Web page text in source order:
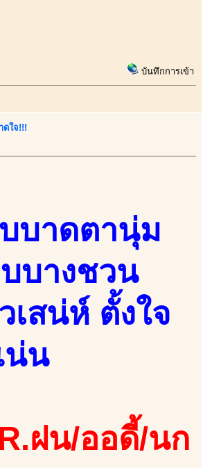
บันทึกการเข้า
ใจ!!!
บาดตานุ่ม
บางชวน
สน่ห์ ตั้งใจ
น่น
ฝน/ออดี้/นก